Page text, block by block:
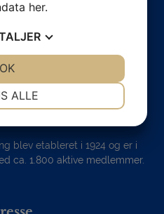
blev etableret i 1924 og er i
ca. 1.800 aktive medlemmer.
her.
ALLE
OK